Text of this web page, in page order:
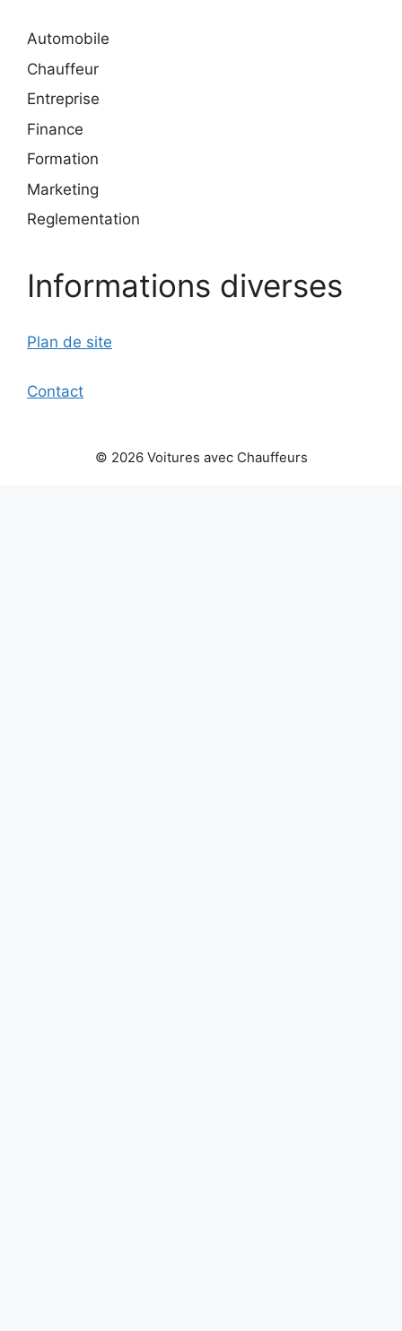
Automobile
Chauffeur
Entreprise
Finance
Formation
Marketing
Reglementation
Informations diverses
Plan de site
Contact
© 2026 Voitures avec Chauffeurs